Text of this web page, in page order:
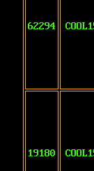
62294
19180